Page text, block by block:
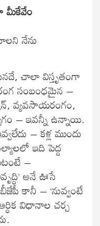
మీకేవేం
నేను
చాలా విస్తృతంగా
సంబంధమైన –
వ్యవసాయరంగం,
– ఇవన్నీ ఉన్నాయి.
– కళ్ల ముందు
ఇది పెద్ద
–
అనే ఊసే
కానీ – ‘నువ్వంటే
విధానాల చర్చ